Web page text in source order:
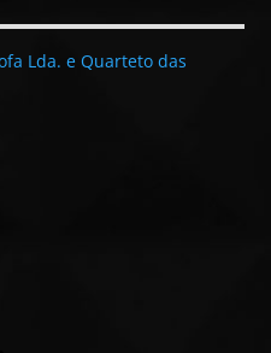
Lda. e Quarteto das